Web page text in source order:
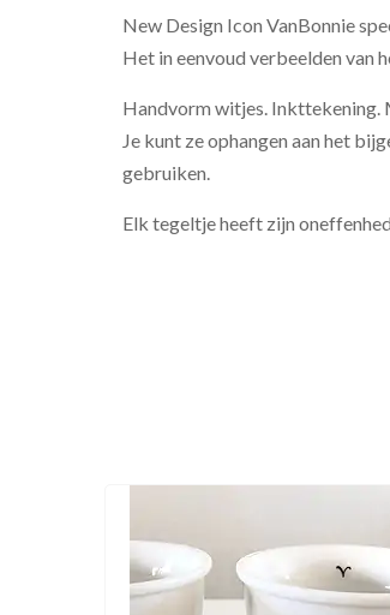
New Design Icon VanBonnie
Het in eenvoud verbeelden van
Handvorm witjes. Inkttekening.
Je kunt ze ophangen aan het
gebruiken.
Elk tegeltje heeft zijn